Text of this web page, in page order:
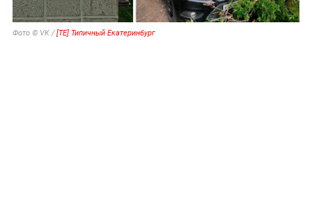
Фото © VK /[ТЕ] Типичный Екатеринбург